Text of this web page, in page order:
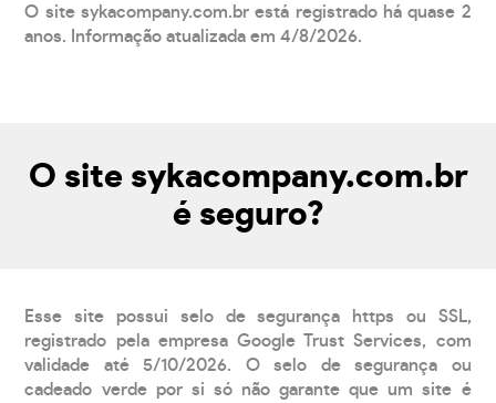
O site sykacompany.com.br está registrado há quase 2
anos. Informação atualizada em 4/8/2026.
O site sykacompany.com.br
é seguro?
Esse site possui selo de segurança https ou SSL,
registrado pela empresa Google Trust Services, com
validade até 5/10/2026. O selo de segurança ou
cadeado verde por si só não garante que um site é